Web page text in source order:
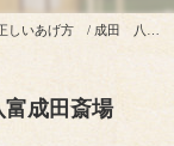
いあげ方 / 成田 八富成田斎場
成田斎場